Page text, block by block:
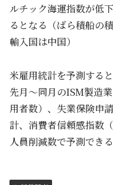
ルチック海運指数が低
るとなる（ばら積船の
輸入国は中国）
米雇用統計を予測する
先月～同月のISM製造
用者数）、失業保険申
計、消費者信頼感指数
人員削減数で予測できる